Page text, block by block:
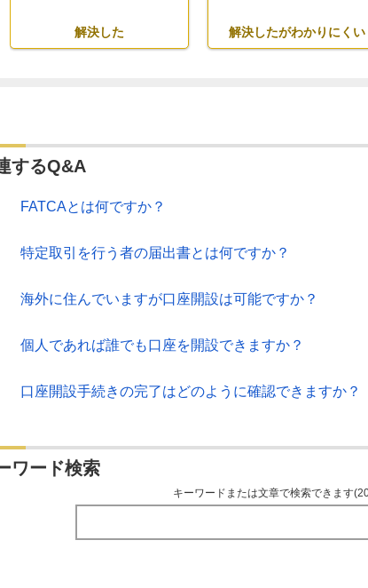
解決した 解決したがわかりにくい
するQ&A
FATCAとは何ですか？
特定取引を行う者の届出書とは何ですか？
海外に住んでいますが口座開設は可能ですか？
個人であれば誰でも口座を開設できますか？
口座開設手続きの完了はどのように確認できますか？
ワード検索
キーワードまたは文章で検索できます